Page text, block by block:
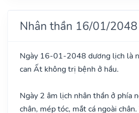
Nhân thần 16/01/2048
Ngày 16-01-2048 dương lịch là
can Ất không trị bệnh ở hầu.
Ngày 2 âm lịch nhân thần ở phía
chân, mép tóc, mắt cá ngoài